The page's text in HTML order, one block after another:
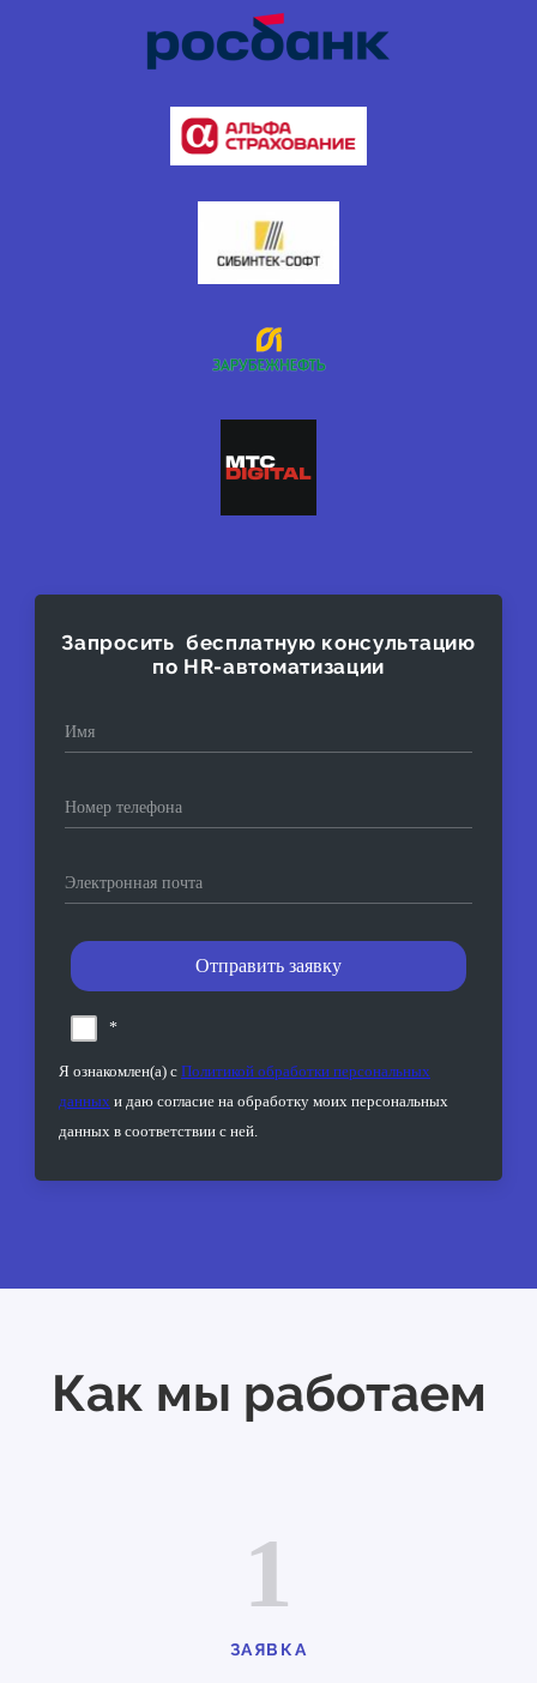
Запросить бесплатную консультацию
по HR-автоматизации
Имя
Номер телефона
Электронная почта
Отправить заявку
*
Я ознакомлен(а) с Политикой обработки персональных
данных и даю согласие на обработку моих персональных
данных в соответствии с ней.
Как мы работаем
1
ЗАЯВКА